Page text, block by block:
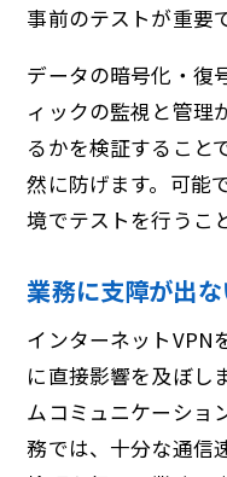
事前のテストが重要で
データの暗号化・復
ィックの監視と管理
るかを検証すること
然に防げます。可能
境でテストを行うこ
業務に支障が出
インターネットVPN
に直接影響を及ぼし
ムコミュニケーショ
務では、十分な通信